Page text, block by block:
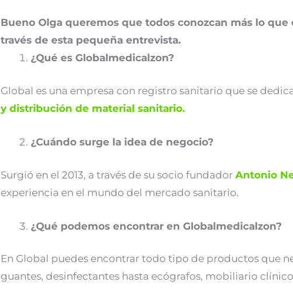
Bueno Olga queremos que todos conozcan más lo
través de esta pequeña entrevista.
¿Qué es Globalmedicalzon?
Global es una empresa con registro sanitario que se
y distribución de material sanitario.
¿Cuándo surge la idea de negocio?
Surgió en el 2013, a través de su socio fundador Antonio
experiencia en el mundo del mercado sanitario.
¿Qué podemos encontrar en Globalmedicalzon?
En Global puedes encontrar todo tipo de productos que
guantes, desinfectantes hasta ecógrafos, mobiliario